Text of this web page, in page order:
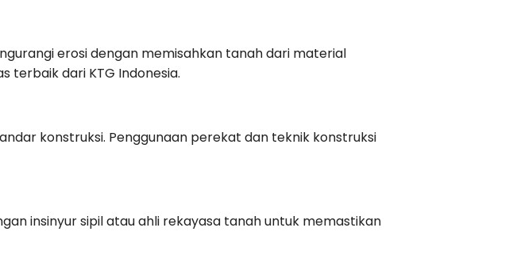
erosi dengan memisahkan tanah dari material
terbaik dari KTG Indonesia.
konstruksi. Penggunaan perekat dan teknik konstruksi
insinyur sipil atau ahli rekayasa tanah untuk memastikan